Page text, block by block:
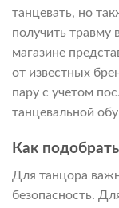
танцевать, но
получить травму
магазине
от известных
пару с учетом
танцевальной
Как
Для танцора
безопасность.